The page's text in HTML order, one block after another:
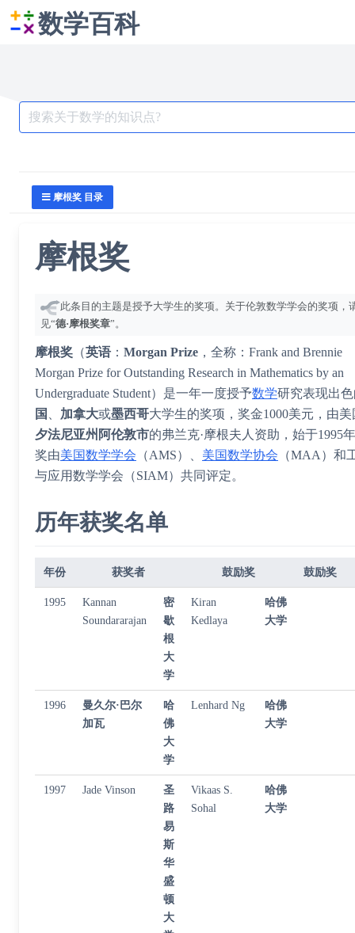
数学百科
Search
for:
摩根奖 目录
摩根奖
此条目的主题是授予大学生的奖项。关于伦敦数学学会的奖项，
见“德·摩根奖章”。
摩根奖 （英语 ： Morgan Prize ，全称：Frank and Brennie
Morgan Prize for Outstanding Research in Mathematics by an
Undergraduate Student）是一年一度授予数学研究表现出
国
加拿大或墨西哥大学生的奖项，奖金1000美元，由美
夕法尼亚州阿伦敦市的弗兰克·摩根夫人资助，始于1995
奖由美国数学学会 （AMS）、 美国数学协会 （MAA）和
与应用数学学会 （SIAM）共同评定。
历年获奖名单
年份 获奖者 鼓励奖 鼓励奖
1995
Kannan
Soundararajan
密
歇
根
大
学
Kiran
Kedlaya
哈佛
大学
1996
曼久尔·巴尔
加瓦
哈
佛
大
学
Lenhard Ng
哈佛
大学
1997 Jade Vinson
圣
路
易
斯
华
盛
顿
大
Vikaas S.
Sohal
哈佛
大学